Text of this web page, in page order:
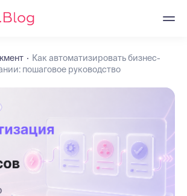
Как автоматизировать бизнес-
пошаговое руководство